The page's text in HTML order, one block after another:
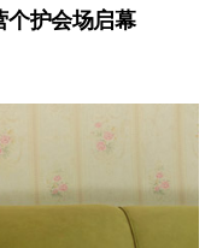
个护会场启幕